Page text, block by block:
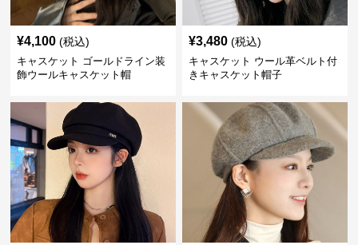
¥4,100 (税込)
キャスケット ゴールドライン装
飾ウールキャスケット帽
¥3,480 (税込)
キャスケット ウール革ベルト付
きキャスケット帽子